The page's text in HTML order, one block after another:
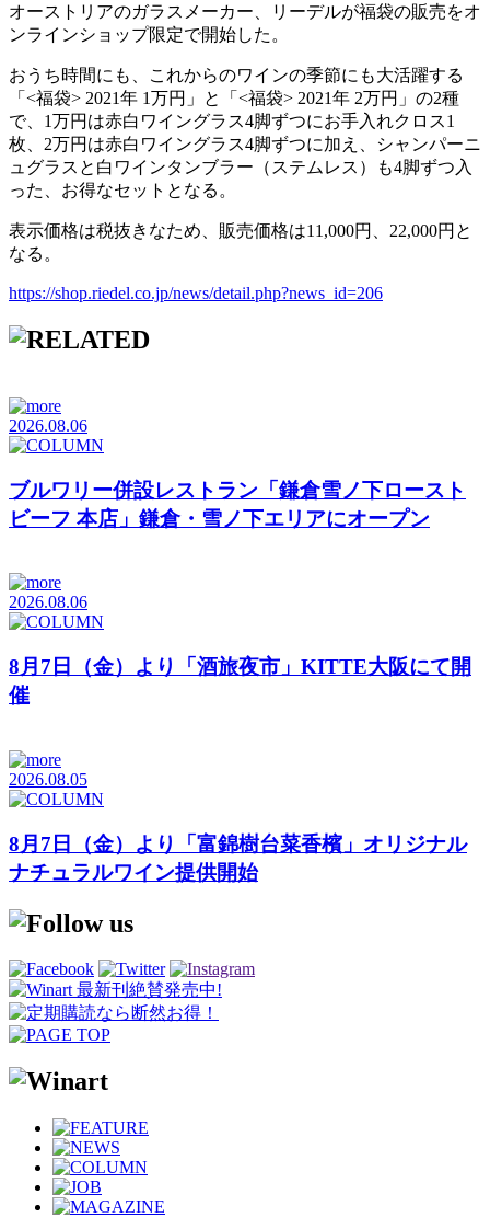
オーストリアのガラスメーカー、リーデルが福袋の販売をオ
ンラインショップ限定で開始した。
おうち時間にも、これからのワインの季節にも大活躍する
「<福袋> 2021年 1万円」と「<福袋> 2021年 2万円」の2種
で、1万円は赤白ワイングラス4脚ずつにお手入れクロス1
枚、2万円は赤白ワイングラス4脚ずつに加え、シャンパーニ
ュグラスと白ワインタンブラー（ステムレス）も4脚ずつ入
った、お得なセットとなる。
表示価格は税抜きなため、販売価格は11,000円、22,000円と
なる。
https://shop.riedel.co.jp/news/detail.php?news_id=206
2026.08.06
ブルワリー併設レストラン「鎌倉雪ノ下ロースト
ビーフ 本店」鎌倉・雪ノ下エリアにオープン
2026.08.06
8月7日（金）より「酒旅夜市」KITTE大阪にて開
催
2026.08.05
8月7日（金）より「富錦樹台菜香檳」オリジナル
ナチュラルワイン提供開始